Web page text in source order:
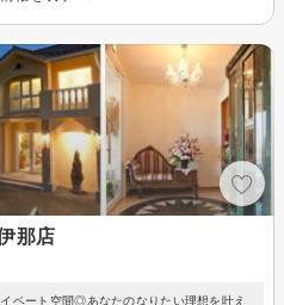
那店
ベート空間◎あなたのなりたい理想を叶え